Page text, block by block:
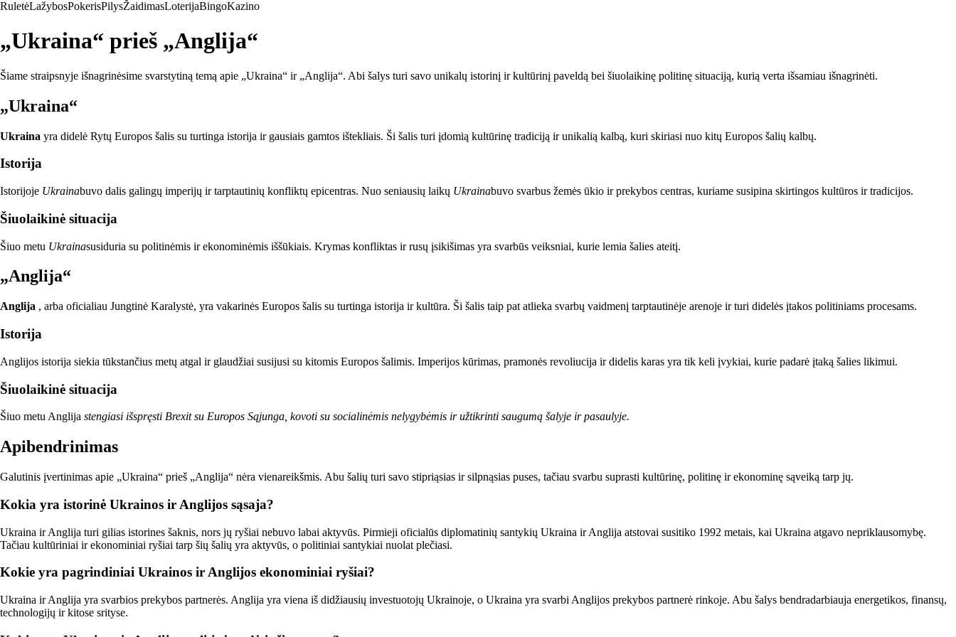
RuletėLažybosPokerisPilysŽaidimasLoterijaBingoKazino
„Ukraina“ prieš „Anglija“
Šiame straipsnyje išnagrinėsime svarstytiną temą apie „Ukraina“ ir „Anglija“. Abi šalys turi savo unikalų istorinį ir kultūrinį paveldą bei šiuolaikinę politinę situaciją, kurią verta išsamiau išnagrinėti.
„Ukraina“
Ukraina yra didelė Rytų Europos šalis su turtinga istorija ir gausiais gamtos ištekliais. Ši šalis turi įdomią kultūrinę tradiciją ir unikalią kalbą, kuri skiriasi nuo kitų Europos šalių kalbų.
Istorija
Istorijoje Ukrainabuvo dalis galingų imperijų ir tarptautinių konfliktų epicentras. Nuo seniausių laikų Ukrainabuvo svarbus žemės ūkio ir prekybos centras, kuriame susipina skirtingos kultūros ir tradicijos.
Šiuolaikinė situacija
Šiuo metu Ukrainasusiduria su politinėmis ir ekonominėmis iššūkiais. Krymas konfliktas ir rusų įsikišimas yra svarbūs veiksniai, kurie lemia šalies ateitį.
„Anglija“
Anglija , arba oficialiau Jungtinė Karalystė, yra vakarinės Europos šalis su turtinga istorija ir kultūra. Ši šalis taip pat atlieka svarbų vaidmenį tarptautinėje arenoje ir turi didelės įtakos politiniams procesams.
Istorija
Anglijos istorija siekia tūkstančius metų atgal ir glaudžiai susijusi su kitomis Europos šalimis. Imperijos kūrimas, pramonės revoliucija ir didelis karas yra tik keli įvykiai, kurie padarė įtaką šalies likimui.
Šiuolaikinė situacija
Šiuo metu Anglija stengiasi išspręsti Brexit su Europos Sąjunga, kovoti su socialinėmis nelygybėmis ir užtikrinti saugumą šalyje ir pasaulyje.
Apibendrinimas
Galutinis įvertinimas apie „Ukraina“ prieš „Anglija“ nėra vienareikšmis. Abu šalių turi savo stipriąsias ir silpnąsias puses, tačiau svarbu suprasti kultūrinę, politinę ir ekonominę sąveiką tarp jų.
Kokia yra istorinė Ukrainos ir Anglijos sąsaja?
Ukraina ir Anglija turi gilias istorines šaknis, nors jų ryšiai nebuvo labai aktyvūs. Pirmieji oficialūs diplomatinių santykių Ukraina ir Anglija atstovai susitiko 1992 metais, kai Ukraina atgavo nepriklausomybę.
Tačiau kultūriniai ir ekonominiai ryšiai tarp šių šalių yra aktyvūs, o politiniai santykiai nuolat plečiasi.
Kokie yra pagrindiniai Ukrainos ir Anglijos ekonominiai ryšiai?
Ukraina ir Anglija yra svarbios prekybos partnerės. Anglija yra viena iš didžiausių investuotojų Ukrainoje, o Ukraina yra svarbi Anglijos prekybos partnerė rinkoje. Abu šalys bendradarbiauja energetikos, finansų,
technologijų ir kitose srityse.